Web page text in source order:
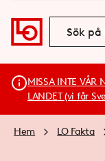
MISSA INTE VÅR
LANDET (vi får
Hem LO Fakta